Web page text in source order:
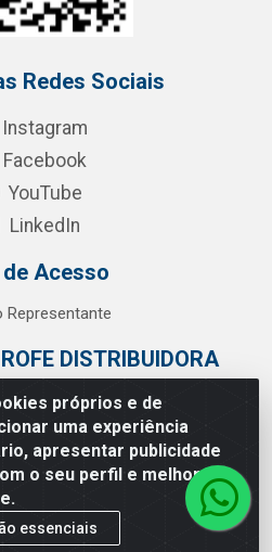
próprios e de
uma experiência
apresentar publicidade
o seu perfil e melhorar a
essenciais
Redes Sociais
Instagram
Facebook
YouTube
LinkedIn
Acesso
Representante
DISTRIBUIDORA